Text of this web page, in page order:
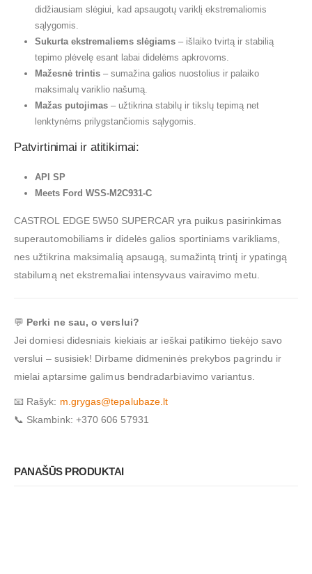
didžiausiam slėgiui, kad apsaugotų variklį ekstremaliomis
sąlygomis.
Sukurta ekstremaliems slėgiams– išlaiko tvirtą ir stabilią
tepimo plėvelę esant labai didelėms apkrovoms.
Mažesnė trintis– sumažina galios nuostolius ir palaiko
maksimalų variklio našumą.
Mažas putojimas– užtikrina stabilų ir tikslų tepimą net
lenktynėms prilygstančiomis sąlygomis.
Patvirtinimai ir atitikimai:
API SP
Meets Ford WSS-M2C931-C
CASTROL EDGE 5W50 SUPERCAR yra puikus pasirinkimas
superautomobiliams ir didelės galios sportiniams varikliams,
nes užtikrina maksimalią apsaugą, sumažintą trintį ir ypatingą
stabilumą net ekstremaliai intensyvaus vairavimo metu.
💬 Perki ne sau, o verslui?
Jei domiesi didesniais kiekiais ar ieškai patikimo tiekėjo savo
verslui – susisiek! Dirbame didmeninės prekybos pagrindu ir
mielai aptarsime galimus bendradarbiavimo variantus.
📧 Rašyk: m.grygas@tepalubaze.lt
📞 Skambink: +370 606 57931
PANAŠŪS PRODUKTAI